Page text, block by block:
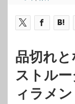
品切れ
ストル
ィラメ